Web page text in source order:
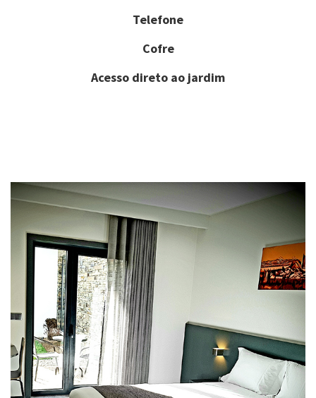
Telefone
Cofre
Acesso direto ao jardim